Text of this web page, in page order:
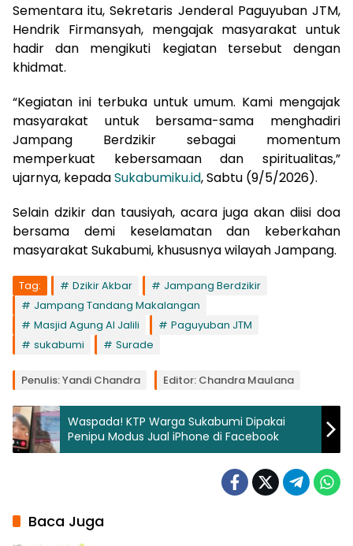
Sementara itu, Sekretaris Jenderal Paguyuban JTM,
Hendrik Firmansyah, mengajak masyarakat untuk
hadir dan mengikuti kegiatan tersebut dengan
khidmat.
“Kegiatan ini terbuka untuk umum. Kami mengajak
masyarakat untuk bersama-sama menghadiri
Jampang Berdzikir sebagai momentum
memperkuat kebersamaan dan spiritualitas,”
ujarnya, kepadaSukabumiku.id, Sabtu (9/5/2026).
Selain dzikir dan tausiyah, acara juga akan diisi doa
bersama demi keselamatan dan keberkahan
masyarakat Sukabumi, khususnya wilayah Jampang.
Tag: Dzikir Akbar
Jampang Berdzikir
Jampang Tandang Makalangan
Masjid Agung Al Jalili
Paguyuban JTM
sukabumi
Surade
Penulis: Yandi Chandra Editor: Chandra Maulana
Waspada! KTP Warga Sukabumi Dipakai
Penipu Modus Jual iPhone di Facebook
Baca Juga